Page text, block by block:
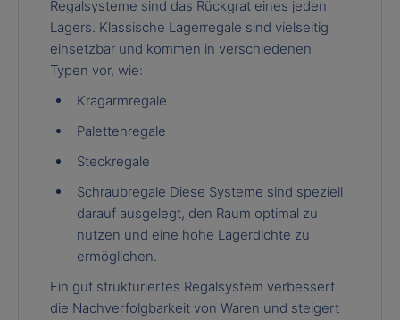
Regalsysteme sind das Rückgrat eines jeden
Lagers. Klassische Lagerregale sind vielseitig
einsetzbar und kommen in verschiedenen
Typen vor, wie:
Kragarmregale
Palettenregale
Steckregale
Schraubregale Diese Systeme sind speziell
darauf ausgelegt, den Raum optimal zu
nutzen und eine hohe Lagerdichte zu
ermöglichen.
Ein gut strukturiertes Regalsystem verbessert
die Nachverfolgbarkeit von Waren und steigert